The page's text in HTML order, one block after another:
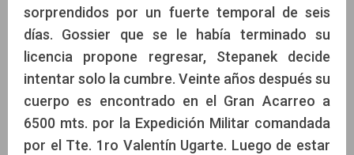
sorprendidos por un fuerte temporal de seis
días. Gossier que se le había terminado su
licencia propone regresar, Stepanek decide
intentar solo la cumbre. Veinte años después su
cuerpo es encontrado en el Gran Acarreo a
6500 mts. por la Expedición Militar comandada
por el Tte. 1ro Valentín Ugarte. Luego de estar